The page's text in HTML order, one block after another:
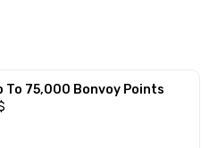
To 75,000 Bonvoy Points